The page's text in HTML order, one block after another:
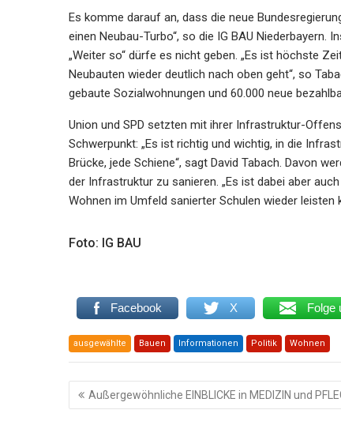
Es komme darauf an, dass die neue
einen Neubau-Turbo“, so die IG BAU Niederbayern.
„Weiter so“ dürfe es nicht geben. „Es ist höchste
Neubauten wieder deutlich nach oben geht“, so
gebaute Sozialwohnungen und 60.000 neue
Union und SPD setzten mit ihrer Infrastruktur-
Schwerpunkt: „Es ist richtig und wichtig, in die
Brücke, jede Schiene“, sagt David Tabach. Davon
der Infrastruktur zu sanieren. „Es ist dabei aber
Wohnen im Umfeld sanierter Schulen wieder leisten
Foto: IG BAU
Facebook X Folge
ausgewählte Bauen Informationen Politik Wohnen
Beitragsnavigation
Außergewöhnliche EINBLICKE in MEDIZIN und